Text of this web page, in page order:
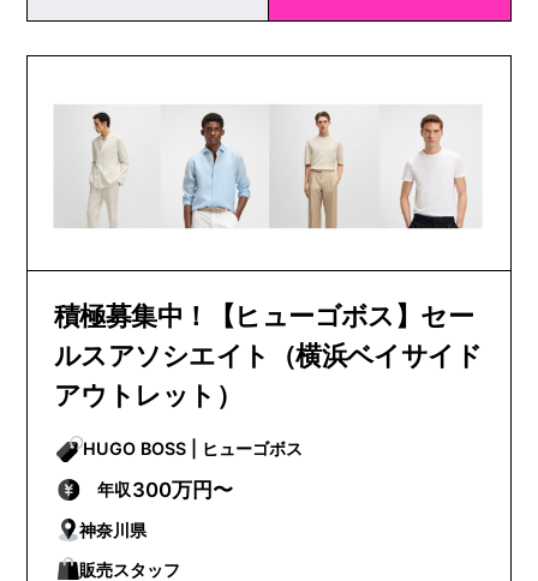
積極募集中！【ヒューゴボス】セー
ルスアソシエイト（横浜ベイサイド
アウトレット）
HUGO BOSS | ヒューゴボス
年収300万円〜
神奈川県
販売スタッフ